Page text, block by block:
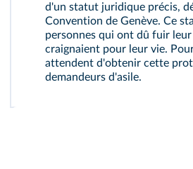
d'un statut juridique précis,
Convention de Genève. Ce
personnes qui ont dû fuir leur
craignaient pour leur vie.
attendent d'obtenir cette
demandeurs d'asile.